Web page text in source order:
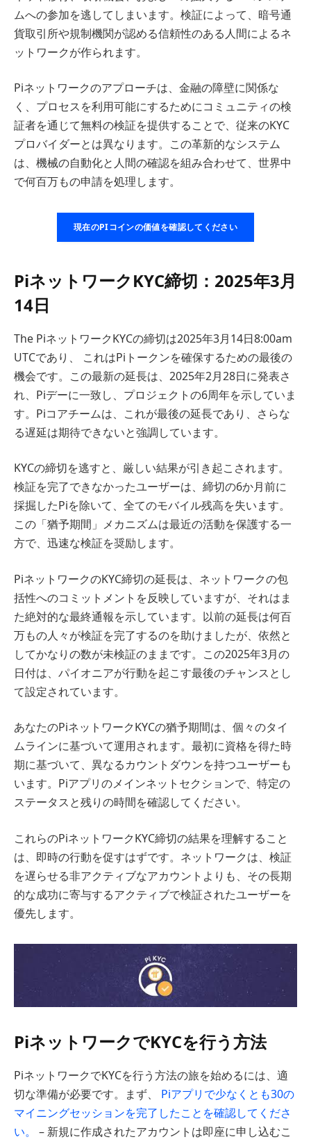
ムへの参加を逃してしまいます。検証によって、暗号通
貨取引所や規制機関が認める信頼性のある人間によるネ
ットワークが作られます。
Piネットワークのアプローチは、金融の障壁に関係な
く、プロセスを利用可能にするためにコミュニティの検
証者を通じて無料の検証を提供することで、従来のKYC
プロバイダーとは異なります。この革新的なシステム
は、機械の自動化と人間の確認を組み合わせて、世界中
で何百万もの申請を処理します。
現在のPIコインの価値を確認してください
PiネットワークKYC締切：2025年3月
14日
The PiネットワークKYCの締切は2025年3月14日8:00am
UTCであり、
これはPiトークンを確保するための最後の
機会です。この最新の延長は、2025年2月28日に発表さ
れ、Piデーに一致し、プロジェクトの6周年を示していま
す。Piコアチームは、これが最後の延長であり、さらな
る遅延は期待できないと強調しています。
KYCの締切を逃すと、厳しい結果が引き起こされます。
検証を完了できなかったユーザーは、締切の6か月前に
採掘したPiを除いて、全てのモバイル残高を失います。
この「猶予期間」メカニズムは最近の活動を保護する一
方で、迅速な検証を奨励します。
PiネットワークのKYC締切の延長は、ネットワークの包
括性へのコミットメントを反映していますが、それはま
た絶対的な最終通報を示しています。以前の延長は何百
万もの人々が検証を完了するのを助けましたが、依然と
してかなりの数が未検証のままです。この2025年3月の
日付は、パイオニアが行動を起こす最後のチャンスとし
て設定されています。
あなたのPiネットワークKYCの猶予期間は、個々のタイ
ムラインに基づいて運用されます。最初に資格を得た時
期に基づいて、異なるカウントダウンを持つユーザーも
います。Piアプリのメインネットセクションで、特定の
ステータスと残りの時間を確認してください。
これらのPiネットワークKYC締切の結果を理解すること
は、即時の行動を促すはずです。ネットワークは、検証
を遅らせる非アクティブなアカウントよりも、その長期
的な成功に寄与するアクティブで検証されたユーザーを
優先します。
PiネットワークでKYCを行う方法
PiネットワークでKYCを行う方法の旅を始めるには、適
切な準備が必要です。まず、 Piアプリで少なくとも30の
マイニングセッションを完了したことを確認してくださ
い。
– 新規に作成されたアカウントは即座に申し込むこ